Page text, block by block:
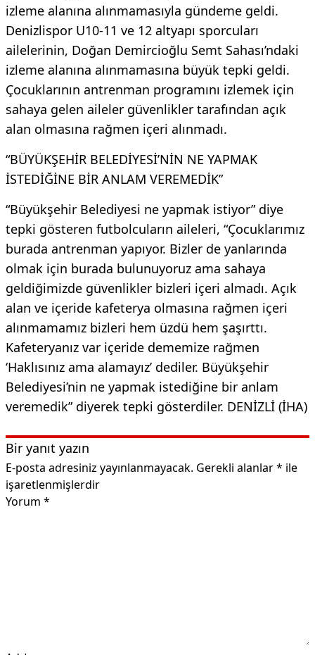
izleme alanına alınmamasıyla gündeme geldi.
Denizlispor U10-11 ve 12 altyapı sporcuları
ailelerinin, Doğan Demircioğlu Semt Sahası’ndaki
izleme alanına alınmamasına büyük tepki geldi.
Çocuklarının antrenman programını izlemek için
sahaya gelen aileler güvenlikler tarafından açık
alan olmasına rağmen içeri alınmadı.
“BÜYÜKŞEHİR BELEDİYESİ’NİN NE YAPMAK
İSTEDİĞİNE BİR ANLAM VEREMEDİK”
“Büyükşehir Belediyesi ne yapmak istiyor” diye
tepki gösteren futbolcuların aileleri, “Çocuklarımız
burada antrenman yapıyor. Bizler de yanlarında
olmak için burada bulunuyoruz ama sahaya
geldiğimizde güvenlikler bizleri içeri almadı. Açık
alan ve içeride kafeterya olmasına rağmen içeri
alınmamamız bizleri hem üzdü hem şaşırttı.
Kafeteryanız var içeride dememize rağmen
‘Haklısınız ama alamayız’ dediler. Büyükşehir
Belediyesi’nin ne yapmak istediğine bir anlam
veremedik” diyerek tepki gösterdiler. DENİZLİ (İHA)
Bir yanıt yazın
E-posta adresiniz yayınlanmayacak. Gerekli alanlar* ile
işaretlenmişlerdir
Yorum *